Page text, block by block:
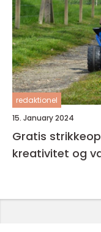
redaktionel
15. January 2024
Gratis
kreativitet og